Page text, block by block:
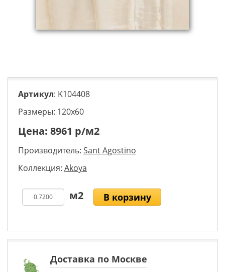
Артикул: K104408
Размеры: 120х60
Цена: 8961 р/м2
Производитель: Sant Agostino
Коллекция: Akoya
В корзину
Доставка по Москве